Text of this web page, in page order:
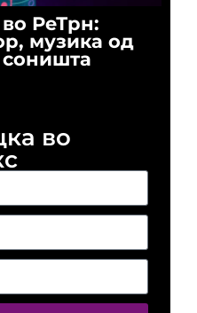
РеТрн:
музика од
во